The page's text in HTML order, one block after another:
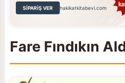
SİPARİŞ VER hakikatkitabevi.com
Fare Fındıkın